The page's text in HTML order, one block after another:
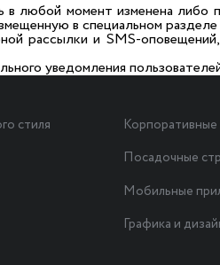
любой момент изменена либо
в специальном разделе
рассылки и SMS-
уведомления
стиля
Корпоративные
Посадочные
Мобильные
Графика и